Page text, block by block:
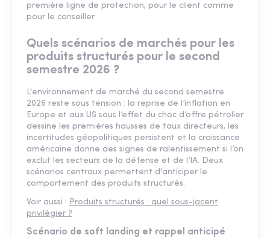
première ligne de protection, pour le client comme
pour le conseiller.
Quels scénarios de marchés pour les
produits structurés pour le second
semestre 2026 ?
L'environnement de marché du second semestre
2026 reste sous tension : la reprise de l’inflation en
Europe et aux US sous l’effet du choc d’offre pétrolier
dessine les premières hausses de taux directeurs, les
incertitudes géopolitiques persistent et la croissance
américaine donne des signes de ralentissement si l’on
exclut les secteurs de la défense et de l’IA. Deux
scénarios centraux permettent d'anticiper le
comportement des produits structurés.
Voir aussi : Produits structurés : quel sous-jacent
privilégier ?
Scénario de soft landing et rappel anticipé